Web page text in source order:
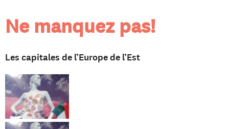
Ne manquez pas!
Les capitales de l’Europe de l’Est